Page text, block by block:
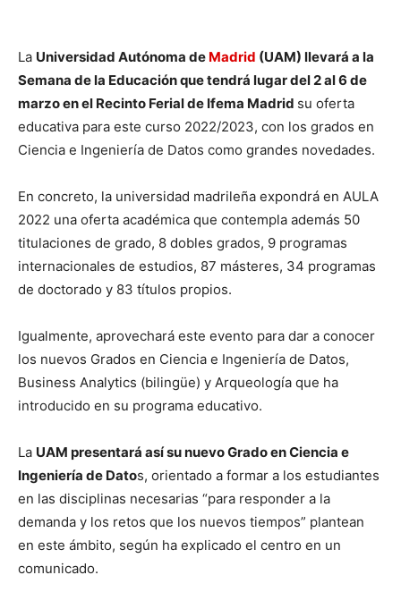
La Universidad Autónoma de Madrid (UAM) llevará a la
Semana de la Educación que tendrá lugar del 2 al 6 de
marzo en el Recinto Ferial de Ifema Madrid su oferta
educativa para este curso 2022/2023, con los grados en
Ciencia e Ingeniería de Datos como grandes novedades.
En concreto, la universidad madrileña expondrá en AULA
2022 una oferta académica que contempla además 50
titulaciones de grado, 8 dobles grados, 9 programas
internacionales de estudios, 87 másteres, 34 programas
de doctorado y 83 títulos propios.
Igualmente, aprovechará este evento para dar a conocer
los nuevos Grados en Ciencia e Ingeniería de Datos,
Business Analytics (bilingüe) y Arqueología que ha
introducido en su programa educativo.
La UAM presentará así su nuevo Grado en Ciencia e
Ingeniería de Datos, orientado a formar a los estudiantes
en las disciplinas necesarias “para responder a la
demanda y los retos que los nuevos tiempos” plantean
en este ámbito, según ha explicado el centro en un
comunicado.